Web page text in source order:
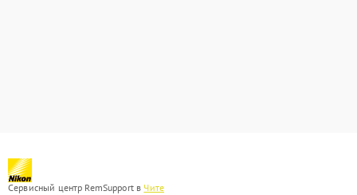
Сервисный центр RemSupport в Чите